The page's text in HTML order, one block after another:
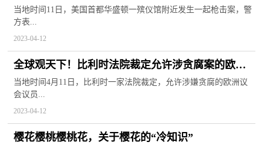
当地时间11日，美国首都华盛顿一殡仪馆附近发生一起枪击案，警
方表...
2023-04-12
全球观天下！比利时法院裁定允许涉贪腐案的欧洲
议会议员马克·塔拉贝拉出狱
当地时间4月11日，比利时一家法院裁定，允许涉嫌贪腐的欧洲议
会议员...
2023-04-12
樱花樱桃樱桃花，关于樱花的“冷知识”